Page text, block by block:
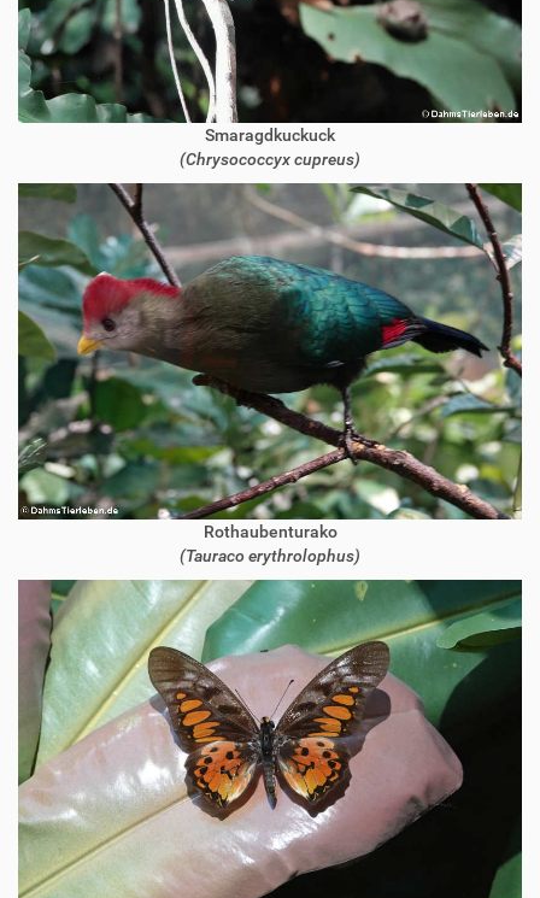
Smaragdkuckuck
(Chrysococcyx cupreus)
Rothaubenturako
(Tauraco erythrolophus)